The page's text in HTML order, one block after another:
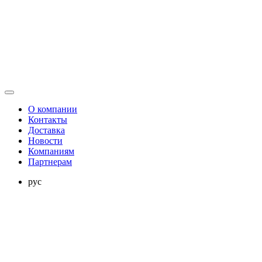
О компании
Контакты
Доставка
Новости
Компаниям
Партнерам
рус